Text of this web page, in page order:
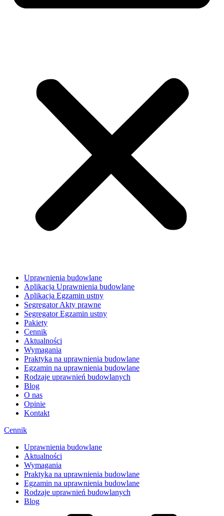
Uprawnienia budowlane
Aplikacja Uprawnienia budowlane
Aplikacja Egzamin ustny
Segregator Akty prawne
Segregator Egzamin ustny
Pakiety
Cennik
Aktualności
Wymagania
Praktyka na uprawnienia budowlane
Egzamin na uprawnienia budowlane
Rodzaje uprawnień budowlanych
Blog
O nas
Opinie
Kontakt
Cennik
Uprawnienia budowlane
Aktualności
Wymagania
Praktyka na uprawnienia budowlane
Egzamin na uprawnienia budowlane
Rodzaje uprawnień budowlanych
Blog